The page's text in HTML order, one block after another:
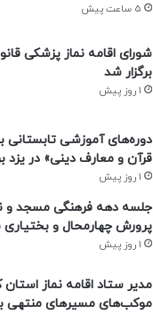
5 ساعت پیش
شورای اقامه نماز پزشکی
برگزار شد
1 روز پیش
دوره‌های آموزشی تابستانی
قرآن و معارف دینی» در یزد
1 روز پیش
جلسه دهه فرهنگی مسجد و
پرورش چهارمحال و بختیاری
1 روز پیش
مدیر ستاد اقامه نماز استان
موکب‌های مسیرهای منتهی